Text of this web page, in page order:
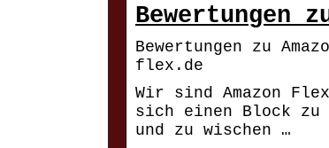
Bewertungen
Bewertungen zu
flex.de
Wir sind Amazon
sich einen Block zu
und zu wischen …